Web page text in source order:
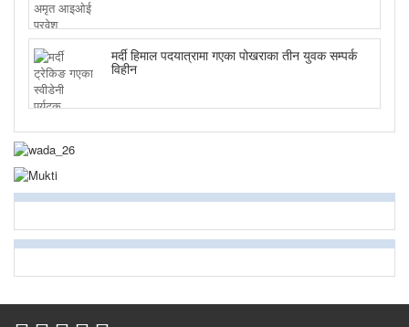
मर्दी हिमाल पदयात्रामा गएका पोखराका तीन युवक सम्पर्क
विहीन